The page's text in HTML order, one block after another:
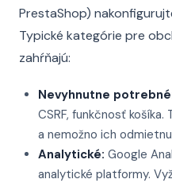
PrestaShop)
Typické kategórie pre
zahŕňajú:
Nevyhnutne
CSRF, funkčnosť
a nemožno ich
Analytické: Google
analytické platformy.